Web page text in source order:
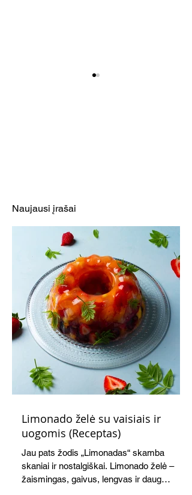
Naujausi įrašai
Limonado želė su vaisiais ir
uogomis (Receptas)
Jau pats žodis „Limonadas“ skamba
skaniai ir nostalgiškai. Limonado želė –
žaismingas, gaivus, lengvas ir daug